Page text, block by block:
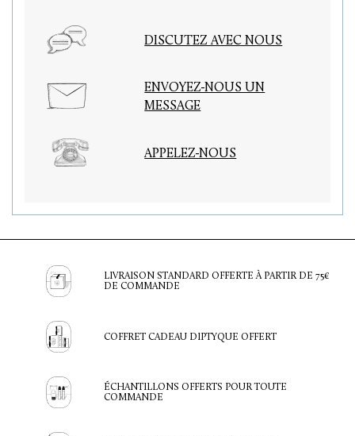
DISCUTEZ AVEC NOUS
ENVOYEZ-NOUS UN
MESSAGE
APPELEZ-NOUS
LIVRAISON STANDARD OFFERTE À PARTIR DE 75€
DE COMMANDE
COFFRET CADEAU DIPTYQUE OFFERT
ÉCHANTILLONS OFFERTS POUR TOUTE
COMMANDE